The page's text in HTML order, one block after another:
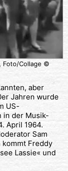
Foto/Collage ©
aber
Jahren wurde
US-
in der Musik-
April 1964.
Sam
kommt Freddy
Lassie« und